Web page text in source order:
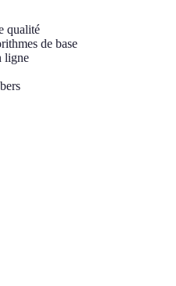
qualité
de base
ligne